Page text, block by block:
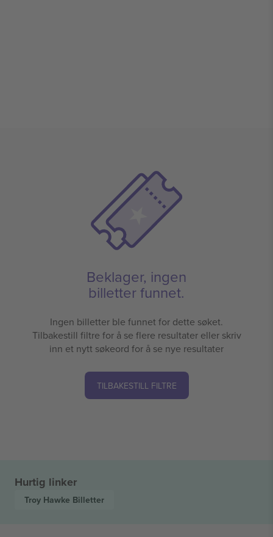
Beklager, ingen
billetter funnet.
Ingen billetter ble funnet for dette søket.
Tilbakestill filtre for å se flere resultater eller skriv
inn et nytt søkeord for å se nye resultater
TILBAKESTILL FILTRE
Hurtig linker
Troy Hawke Billetter